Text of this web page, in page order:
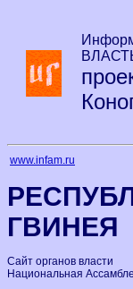
www.infam.ru
ГВИНЕЯ
Сайт органов власти
Национальная